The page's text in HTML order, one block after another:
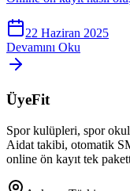
22 Haziran 2025
Devamını Oku
ÜyeFit
Spor kulüpleri, spor
Aidat takibi, otomatik
online ön kayıt tek